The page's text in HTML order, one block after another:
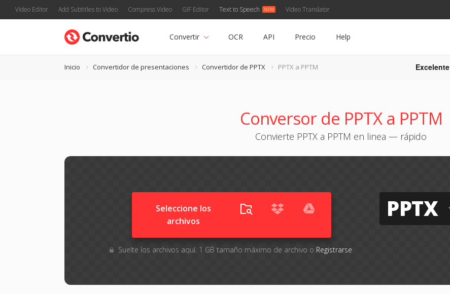
Video Editor Add Subtitles to Video Compress Video GIF Editor Text to Speech Video Translator
Convertir OCR API Precio Help
Inicio Convertidor de presentaciones Convertidor de PPTX PPTX a PPTM Excelente
Conversor de PPTX a PPTM
Convierte PPTX a PPTM en linea — rápido
Seleccione los
archivos
Suelte los archivos aquí. 1 GB tamaño máximo de archivo o Registrarse
PPTX